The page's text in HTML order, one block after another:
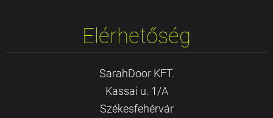
Elérhetőség
SarahDoor KFT.
Kassai u. 1/A
Székesfehérvár